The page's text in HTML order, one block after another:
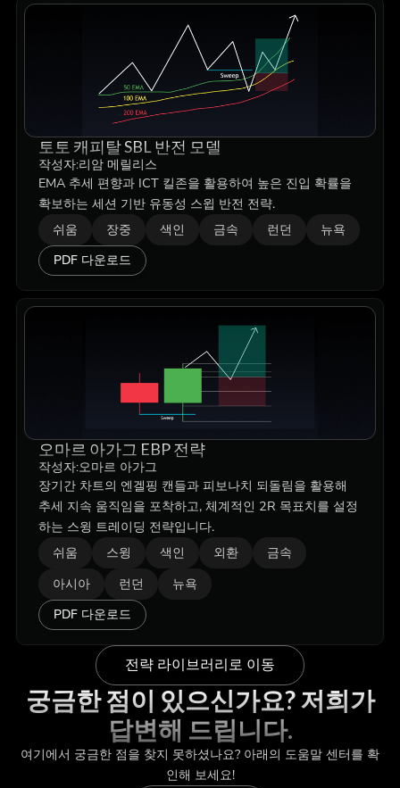
토토 캐피탈 SBL 반전 모델
작성자:리암 메릴리스
EMA 추세 편향과 ICT 킬존을 활용하여 높은 진입 확률을
확보하는 세션 기반 유동성 스윕 반전 전략.
쉬움 장중 색인 금속 런던
뉴욕
PDF 다운로드
오마르 아가그 EBP 전략
작성자:오마르 아가그
장기간 차트의 엔겔핑 캔들과 피보나치 되돌림을 활용해
추세 지속 움직임을 포착하고, 체계적인 2R 목표치를 설정
하는 스윙 트레이딩 전략입니다.
쉬움 스윙 색인 외환
금속
아시아
런던
뉴욕
PDF 다운로드
전략 라이브러리로 이동
궁금한 점이 있으신가요? 저희가
답변해 드립니다.
여기에서 궁금한 점을 찾지 못하셨나요? 아래의 도움말 센터를 확
인해 보세요!